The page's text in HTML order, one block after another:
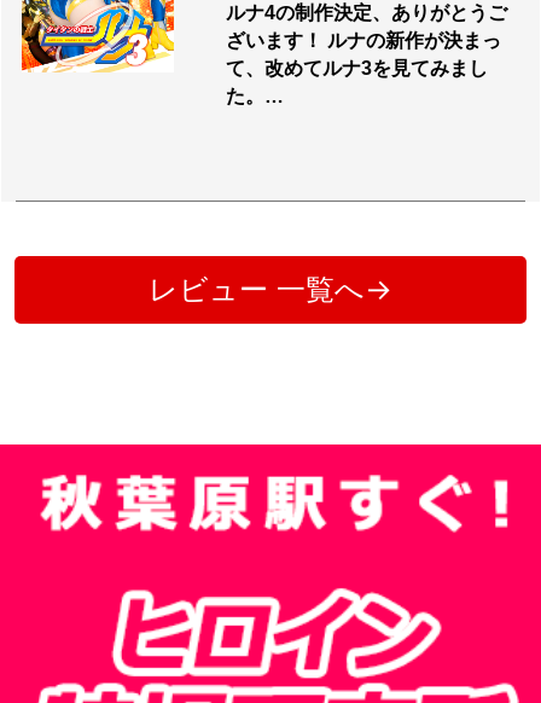
ルナ4の制作決定、ありがとうご
ざいます！ ルナの新作が決まっ
て、改めてルナ3を見てみまし
た。…
レビュー 一覧へ→